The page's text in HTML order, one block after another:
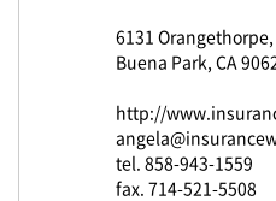
6131
Buena Park, CA
http://
tel. 858-943-1559
fax. 714-521-5508